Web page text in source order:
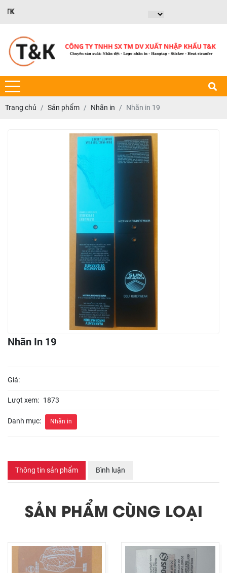
CHÀO MỪNG BẠN ĐẾN
Trang chủ Sản phẩm Nhãn in Nhãn in 19
Nhãn In 19
Giá:
Lượt xem: 1873
Danh mục: Nhãn in
Thông tin sản phẩm Bình luận
SẢN PHẨM CÙNG LOẠI